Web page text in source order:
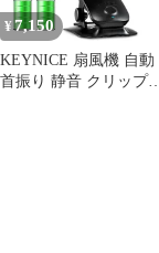
機 オフィス/キャンプ/
車中泊 シッ 3690ebf4
¥7,150
KEYNICE 扇風機 自動
首振り 静音 クリップ